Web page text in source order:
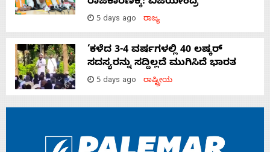
5 days ago ರಾಜ್ಯ
‘ಕಳೆದ 3-4 ವರ್ಷಗಳಲ್ಲಿ 40 ಲಷ್ಕರ್
ಸದಸ್ಯರನ್ನು ಸದ್ದಿಲ್ಲದೆ ಮುಗಿಸಿದೆ ಭಾರತ
5 days ago ರಾಷ್ಟ್ರೀಯ